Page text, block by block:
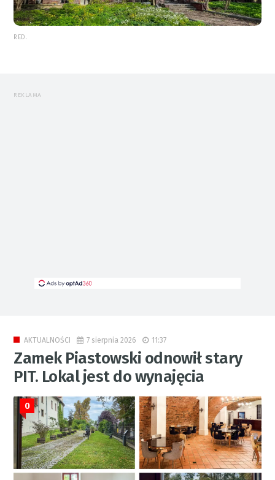
RED.
REKLAMA
AKTUALNOŚCI 7 sierpnia 2026 11:37
Zamek Piastowski odnowił stary
PIT. Lokal jest do wynajęcia
0